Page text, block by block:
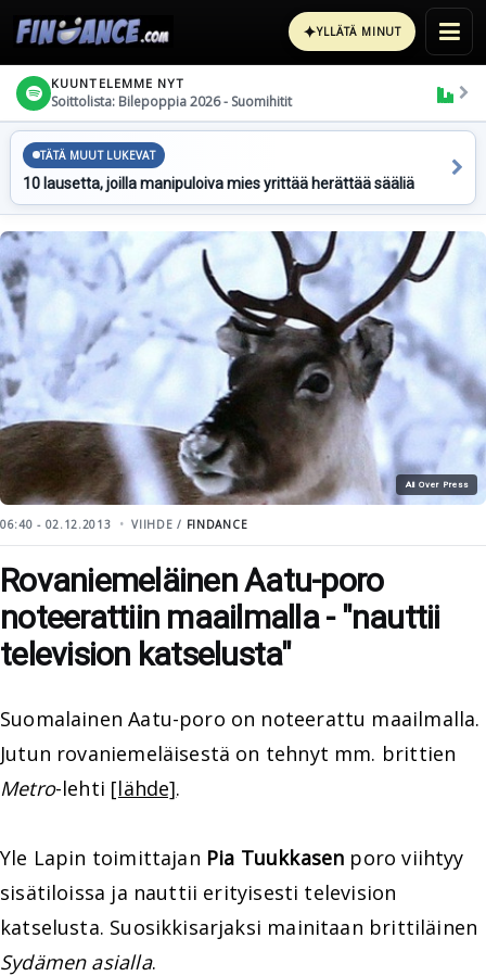
✦YLLÄTÄ MINUT
KUUNTELEMME NYT
Soittolista: Bilepoppia 2026 - Suomihitit
TÄTÄ MUUT LUKEVAT
10 lausetta, joilla manipuloiva mies yrittää herättää sääliä
All Over Press
06:40 - 02.12.2013 VIIHDE / FINDANCE
Rovaniemeläinen Aatu-poro
noteerattiin maailmalla - "nauttii
television katselusta"
Suomalainen Aatu-poro on noteerattu maailmalla.
Jutun rovaniemeläisestä on tehnyt mm. brittien
Metro-lehti [lähde].
Yle Lapin toimittajan Pia Tuukkasen poro viihtyy
sisätiloissa ja nauttii erityisesti television
katselusta. Suosikkisarjaksi mainitaan brittiläinen
Sydämen asialla.